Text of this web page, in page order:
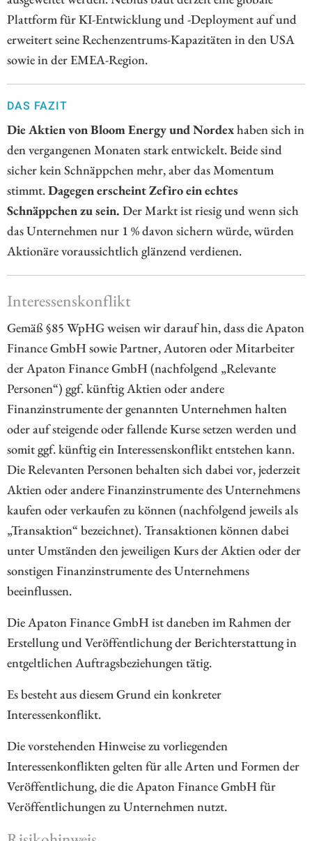
Plattform für KI-Entwicklung und -Deployment auf und
erweitert seine Rechenzentrums-Kapazitäten in den USA
sowie in der EMEA-Region.
DAS FAZIT
Die Aktien von Bloom Energy und Nordexhaben sich in
den vergangenen Monaten stark entwickelt. Beide sind
sicher kein Schnäppchen mehr, aber das Momentum
stimmt.Dagegen erscheint Zefiro ein echtes
Schnäppchen zu sein. Der Markt ist riesig und wenn sich
das Unternehmen nur 1 % davon sichern würde, würden
Aktionäre voraussichtlich glänzend verdienen.
Interessenskonflikt
Gemäß §85 WpHG weisen wir darauf hin, dass die Apaton
Finance GmbH sowie Partner, Autoren oder Mitarbeiter
der Apaton Finance GmbH (nachfolgend „Relevante
Personen“) ggf. künftig Aktien oder andere
Finanzinstrumente der genannten Unternehmen halten
oder auf steigende oder fallende Kurse setzen werden und
somit ggf. künftig ein Interessenskonflikt entstehen kann.
Die Relevanten Personen behalten sich dabei vor, jederzeit
Aktien oder andere Finanzinstrumente des Unternehmens
kaufen oder verkaufen zu können (nachfolgend jeweils als
„Transaktion“ bezeichnet). Transaktionen können dabei
unter Umständen den jeweiligen Kurs der Aktien oder der
sonstigen Finanzinstrumente des Unternehmens
beeinflussen.
Die Apaton Finance GmbH ist daneben im Rahmen der
Erstellung und Veröffentlichung der Berichterstattung in
entgeltlichen Auftragsbeziehungen tätig.
Es besteht aus diesem Grund ein konkreter
Interessenkonflikt.
Die vorstehenden Hinweise zu vorliegenden
Interessenkonflikten gelten für alle Arten und Formen der
Veröffentlichung, die die Apaton Finance GmbH für
Veröffentlichungen zu Unternehmen nutzt.